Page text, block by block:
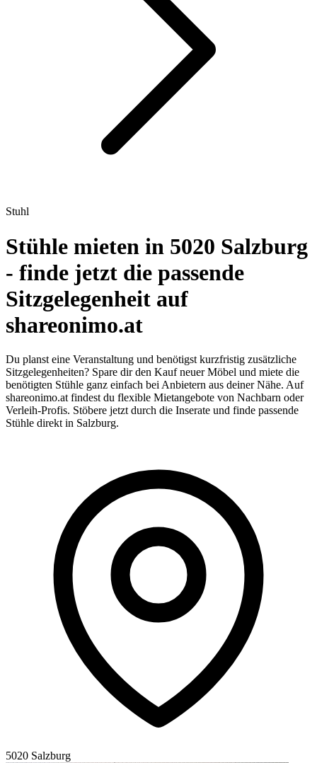
Stuhl
Stühle mieten in 5020 Salzburg
- finde jetzt die passende
Sitzgelegenheit auf
shareonimo.at
Du planst eine Veranstaltung und benötigst kurzfristig zusätzliche
Sitzgelegenheiten? Spare dir den Kauf neuer Möbel und miete die
benötigten Stühle ganz einfach bei Anbietern aus deiner Nähe. Auf
shareonimo.at findest du flexible Mietangebote von Nachbarn oder
Verleih-Profis. Stöbere jetzt durch die Inserate und finde passende
Stühle direkt in Salzburg.
5020 Salzburg